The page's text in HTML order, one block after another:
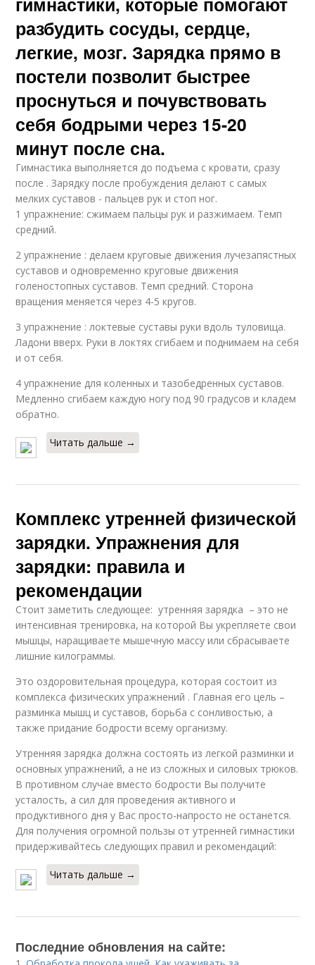
разбудить сосуды, сердце,
легкие, мозг. Зарядка прямо в
постели позволит быстрее
проснуться и почувствовать
себя бодрыми через 15-20
минут после сна.
Гимнастика выполняется до подъема с кровати, сразу
после . Зарядку после пробуждения делают с самых
мелких суставов - пальцев рук и стоп ног.
1 упражнение: сжимаем пальцы рук и разжимаем. Темп
средний.
2 упражнение : делаем круговые движения лучезапястных
суставов и одновременно круговые движения
голеностопных суставов. Темп средний. Сторона
вращения меняется через 4-5 кругов.
3 упражнение : локтевые суставы руки вдоль туловища.
Ладони вверх. Руки в локтях сгибаем и поднимаем на себя
и от себя.
4 упражнение для коленных и тазобедренных суставов.
Медленно сгибаем каждую ногу под 90 градусов и кладем
обратно.
Читать дальше →
Комплекс утренней физической
зарядки. Упражнения для
зарядки: правила и
рекомендации
Стоит заметить следующее: утренняя зарядка – это не
интенсивная тренировка, на которой Вы укрепляете свои
мышцы, наращиваете мышечную массу или сбрасываете
лишние килограммы.
Это оздоровительная процедура, которая состоит из
комплекса физических упражнений . Главная его цель –
разминка мышц и суставов, борьба с сонливостью, а
также придание бодрости всему организму.
Утренняя зарядка должна состоять из легкой разминки и
основных упражнений, а не из сложных и силовых трюков.
В противном случае вместо бодрости Вы получите
усталость, а сил для проведения активного и
продуктивного дня у Вас просто-напросто не останется.
Для получения огромной пользы от утренней гимнастики
придерживайтесь следующих правил и рекомендаций:
Читать дальше →
Последние обновления на сайте: